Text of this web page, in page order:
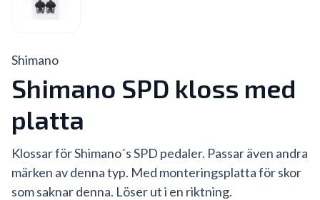
Shimano
Shimano SPD kloss med
platta
Klossar för Shimano´s SPD pedaler. Passar även andra
märken av denna typ. Med monteringsplatta för skor
som saknar denna. Löser ut i en riktning.